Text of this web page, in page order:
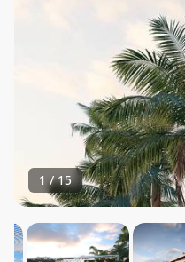
1 /15